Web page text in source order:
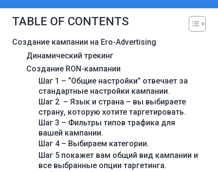
TABLE OF CONTENTS
Создание кампании на Ero-Advertising
Динамический трекинг
Создание RON-кампании
Шаг 1 – “Общие настройки” отвечает за
стандартные настройки кампании.
Шаг 2 – Язык и страна – вы выбираете
страну, которую хотите таргетировать.
Шаг 3 – Фильтры типов трафика для
вашей кампании.
Шаг 4 – Выбираем категории.
Шаг 5 покажет вам общий вид кампании и
все выбранные опции таргетинга.